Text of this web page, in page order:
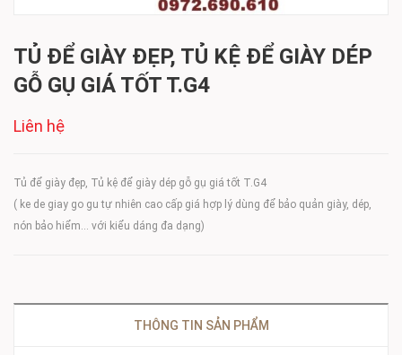
TỦ ĐỂ GIÀY ĐẸP, TỦ KỆ ĐỂ GIÀY DÉP
GỖ GỤ GIÁ TỐT T.G4
Liên hệ
Tủ để giày đẹp, Tủ kệ để giày dép gỗ gụ giá tốt T.G4
( ke de giay go gu tự nhiên cao cấp giá hợp lý dùng để bảo quản giày, dép,
nón bảo hiểm... với kiểu dáng đa dạng)
THÔNG TIN SẢN PHẨM